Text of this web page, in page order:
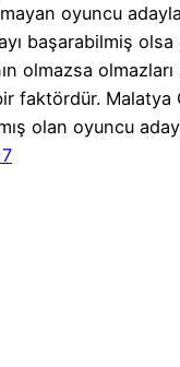
oyuncu
başarabilmiş
olmazsa olmazları
faktördür. Malatya
olan oyuncu